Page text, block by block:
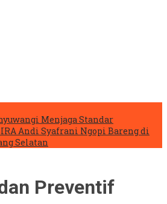
Menjaga Standar
Andi Syafrani Ngopi Bareng di
Selatan
Preventif